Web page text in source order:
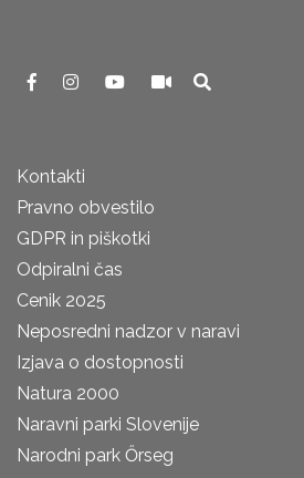
Kontakti
Pravno obvestilo
GDPR in piškotki
Odpiralni čas
Cenik 2025
Neposredni nadzor v naravi
Izjava o dostopnosti
Natura 2000
Naravni parki Slovenije
Narodni park Őrseg